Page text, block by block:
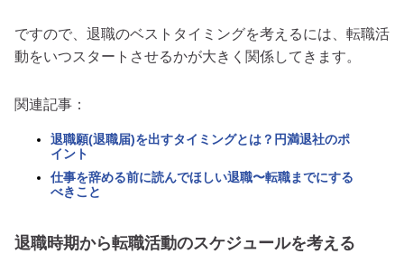
ですので、退職のベストタイミングを考えるには、転職活
動をいつスタートさせるかが大きく関係してきます。
関連記事：
退職願(退職届)を出すタイミングとは？円満退社のポ
イント
仕事を辞める前に読んでほしい退職〜転職までにする
べきこと
退職時期から転職活動のスケジュールを考える